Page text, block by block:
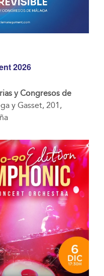
2026
y Congresos de
y Gasset, 201,